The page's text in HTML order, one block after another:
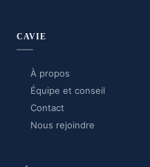
CAVIE
À propos
Équipe et conseil
Contact
Nous rejoindre